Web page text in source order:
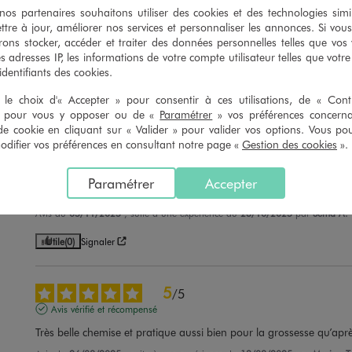
brides à boucle femme - Valentina Baldano
24,99 €
5/5 de moyenne
(170 avis)
Sandales à brides femme -
19,99 €
5/ 5
Avis vérifié et récompensé
Tout doux, très belle couleur, très mignon!
Avis du05/11/2025 , suite à une expérience du23/10/2025 parSema A.
Utile(0) Signaler
5/5
Avis vérifié et récompensé
Très belle chemise et pratique aussi bien pour la grossesse
partenaires souhaitons utiliser des cookies et des technologies
à jour, améliorer nos services et personnaliser les annonces. Si
stocker, accéder et traiter des données personnelles telles que vos
adresses IP, les informations de votre compte utilisateur telles que
des cookies.
le choix d'« Accepter » pour consentir à ces utilisations, de «
pour vous y opposer ou de « Paramétrer » vos préférences
cookie en cliquant sur « Valider » pour valider vos options. Vous
vos préférences en consultant notre page « Gestion des cookies ».
Accepter
Paramétrer